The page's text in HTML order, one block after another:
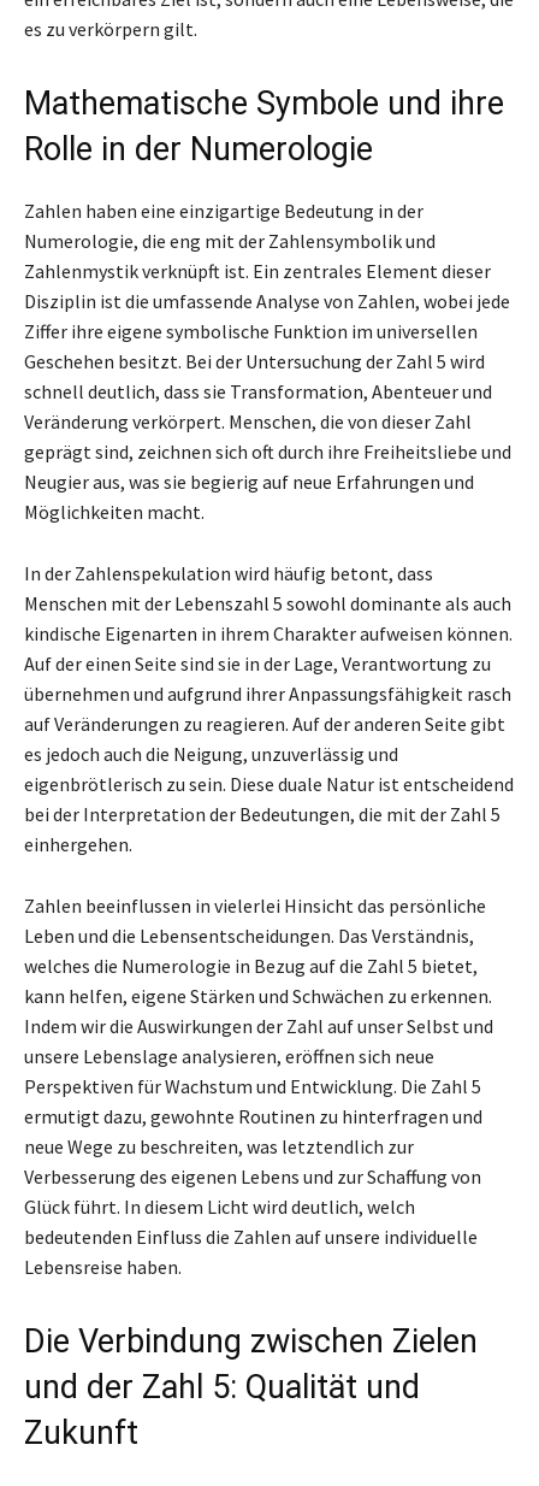
es zu verkörpern gilt.
Mathematische Symbole und ihre
Rolle in der Numerologie
Zahlen haben eine einzigartige Bedeutung in der
Numerologie, die eng mit der Zahlensymbolik und
Zahlenmystik verknüpft ist. Ein zentrales Element dieser
Disziplin ist die umfassende Analyse von Zahlen, wobei jede
Ziffer ihre eigene symbolische Funktion im universellen
Geschehen besitzt. Bei der Untersuchung der Zahl 5 wird
schnell deutlich, dass sie Transformation, Abenteuer und
Veränderung verkörpert. Menschen, die von dieser Zahl
geprägt sind, zeichnen sich oft durch ihre Freiheitsliebe und
Neugier aus, was sie begierig auf neue Erfahrungen und
Möglichkeiten macht.
In der Zahlenspekulation wird häufig betont, dass
Menschen mit der Lebenszahl 5 sowohl dominante als auch
kindische Eigenarten in ihrem Charakter aufweisen können.
Auf der einen Seite sind sie in der Lage, Verantwortung zu
übernehmen und aufgrund ihrer Anpassungsfähigkeit rasch
auf Veränderungen zu reagieren. Auf der anderen Seite gibt
es jedoch auch die Neigung, unzuverlässig und
eigenbrötlerisch zu sein. Diese duale Natur ist entscheidend
bei der Interpretation der Bedeutungen, die mit der Zahl 5
einhergehen.
Zahlen beeinflussen in vielerlei Hinsicht das persönliche
Leben und die Lebensentscheidungen. Das Verständnis,
welches die Numerologie in Bezug auf die Zahl 5 bietet,
kann helfen, eigene Stärken und Schwächen zu erkennen.
Indem wir die Auswirkungen der Zahl auf unser Selbst und
unsere Lebenslage analysieren, eröffnen sich neue
Perspektiven für Wachstum und Entwicklung. Die Zahl 5
ermutigt dazu, gewohnte Routinen zu hinterfragen und
neue Wege zu beschreiten, was letztendlich zur
Verbesserung des eigenen Lebens und zur Schaffung von
Glück führt. In diesem Licht wird deutlich, welch
bedeutenden Einfluss die Zahlen auf unsere individuelle
Lebensreise haben.
Die Verbindung zwischen Zielen
und der Zahl 5: Qualität und
Zukunft